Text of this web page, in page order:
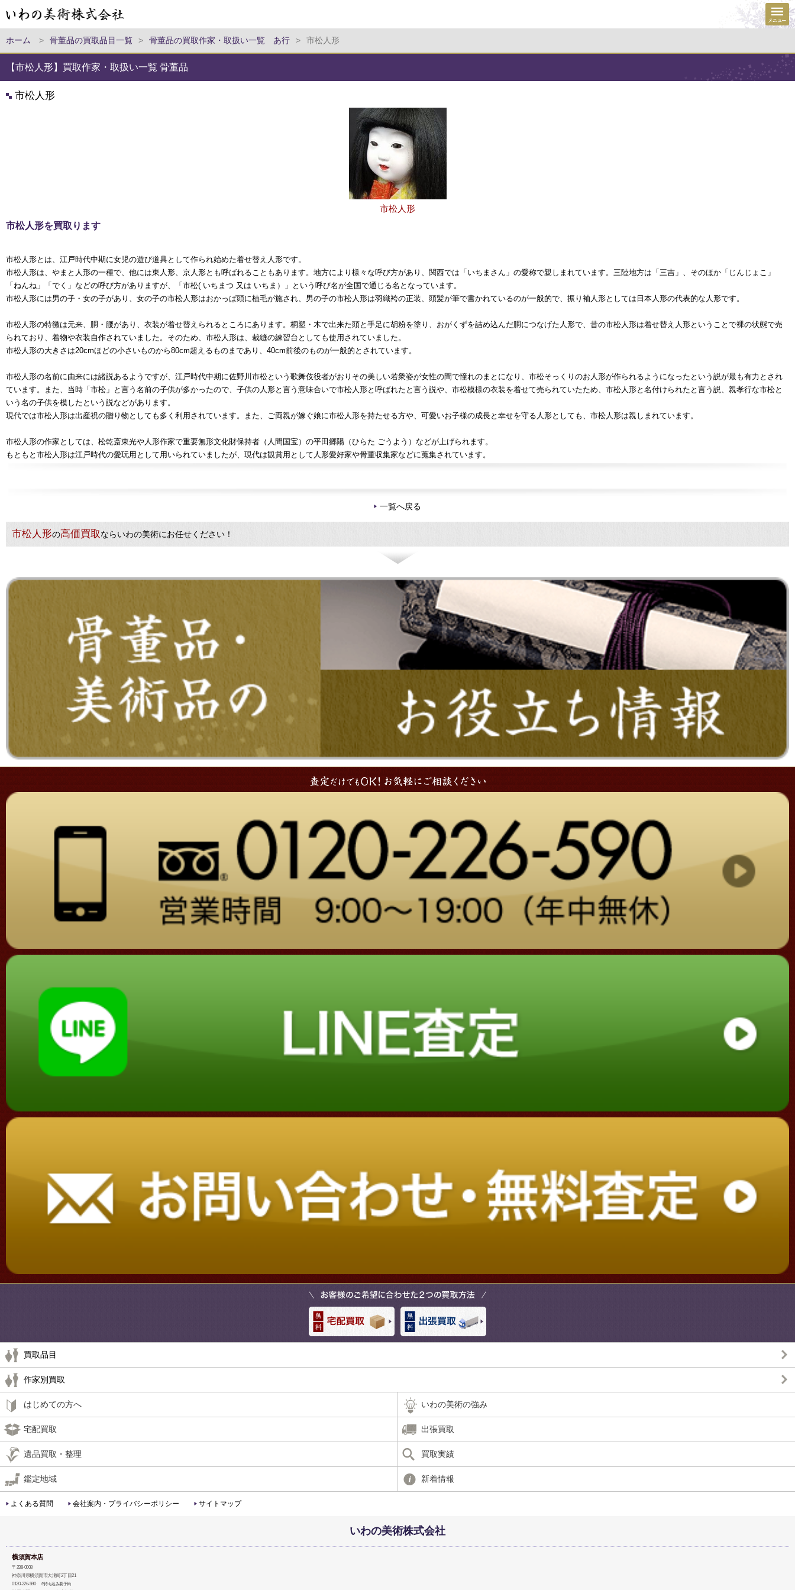
ホーム > 骨董品の買取品目一覧 > 骨董品の買取作家・取扱い一覧 あ行 > 市松人形
【市松人形】買取作家・取扱い一覧 骨董品
市松人形
市松人形
市松人形を買取ります
市松人形とは、江戸時代中期に女児の遊び道具として作られ始めた着せ替え人形です。
市松人形は、やまと人形の一種で、他には東人形、京人形とも呼ばれることもあります。地方により様々な呼び方があり、関西では「いちまさん」の愛称で親しまれています。三陸地方は「三吉」、そのほか「じんじょこ」
「ねんね」「でく」などの呼び方がありますが、「市松( いちまつ 又は いちま）」という呼び名が全国で通じる名となっています。
市松人形には男の子・女の子があり、女の子の市松人形はおかっぱ頭に植毛が施され、男の子の市松人形は羽織袴の正装、頭髪が筆で書かれているのが一般的で、振り袖人形としては日本人形の代表的な人形です。
市松人形の特徴は元来、胴・腰があり、衣装が着せ替えられるところにあります。桐塑・木で出来た頭と手足に胡粉を塗り、おがくずを詰め込んだ胴につなげた人形で、昔の市松人形は着せ替え人形ということで裸の状態で売
られており、着物や衣装自作されていました。そのため、市松人形は、裁縫の練習台としても使用されていました。
市松人形の大きさは20cmほどの小さいものから80cm超えるものまであり、40cm前後のものが一般的とされています。
市松人形の名前に由来には諸説あるようですが、江戸時代中期に佐野川市松という歌舞伎役者がおりその美しい若衆姿が女性の間で憧れのまとになり、市松そっくりのお人形が作られるようになったという説が最も有力とされ
ています。また、当時「市松」と言う名前の子供が多かったので、子供の人形と言う意味合いで市松人形と呼ばれたと言う説や、市松模様の衣装を着せて売られていたため、市松人形と名付けられたと言う説、親孝行な市松と
いう名の子供を模したという説などがあります。
現代では市松人形は出産祝の贈り物としても多く利用されています。また、ご両親が嫁ぐ娘に市松人形を持たせる方や、可愛いお子様の成長と幸せを守る人形としても、市松人形は親しまれています。
市松人形の作家としては、松乾斎東光や人形作家で重要無形文化財保持者（人間国宝）の平田郷陽（ひらた ごうよう）などが上げられます。
もともと市松人形は江戸時代の愛玩用として用いられていましたが、現代は観賞用として人形愛好家や骨董収集家などに蒐集されています。
一覧へ戻る
市松人形の高価買取ならいわの美術にお任せください！
買取品目
作家別買取
はじめての方へ いわの美術の強み
宅配買取 出張買取
遺品買取・整理 買取実績
鑑定地域 新着情報
よくある質問 会社案内・プライバシーポリシー サイトマップ
いわの美術株式会社
横須賀本店
〒238-0008
神奈川県横須賀市大滝町2丁目21
0120-226-590
※持ち込み要予約